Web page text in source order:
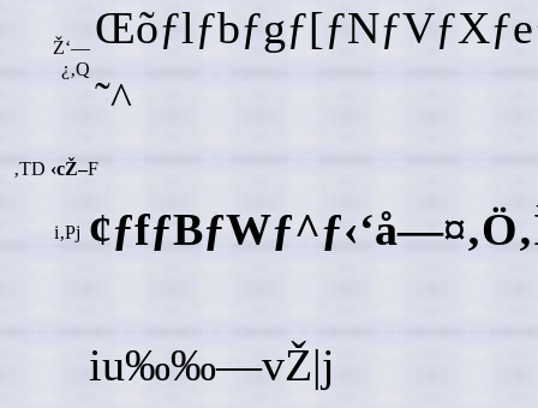
Ž‘—
¿‚Q
˜^
‚TD ‹cŽ–F
i‚Pj
iu‰‰—vŽ|j